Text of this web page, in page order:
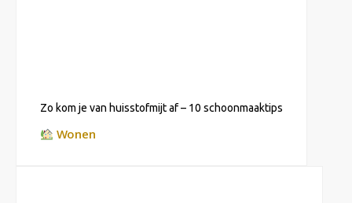
Zo kom je van huisstofmijt af – 10 schoonmaaktips
Wonen